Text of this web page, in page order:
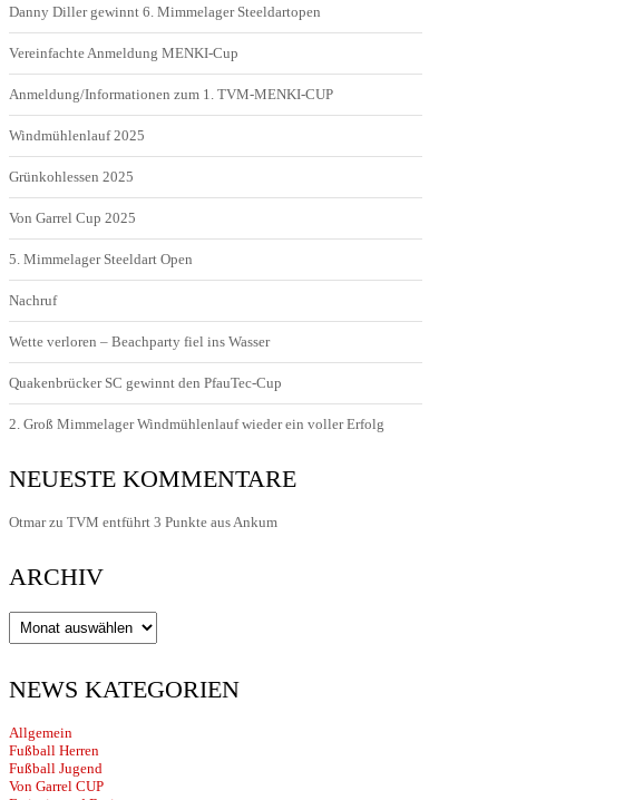
Danny Diller gewinnt 6. Mimmelager Steeldartopen
Vereinfachte Anmeldung MENKI-Cup
Anmeldung/Informationen zum 1. TVM-MENKI-CUP
Windmühlenlauf 2025
Grünkohlessen 2025
Von Garrel Cup 2025
5. Mimmelager Steeldart Open
Nachruf
Wette verloren – Beachparty fiel ins Wasser
Quakenbrücker SC gewinnt den PfauTec-Cup
2. Groß Mimmelager Windmühlenlauf wieder ein voller Erfolg
NEUESTE KOMMENTARE
OtmarzuTVM entführt 3 Punkte aus Ankum
ARCHIV
Archiv
NEWS KATEGORIEN
Allgemein
Fußball Herren
Fußball Jugend
Von Garrel CUP